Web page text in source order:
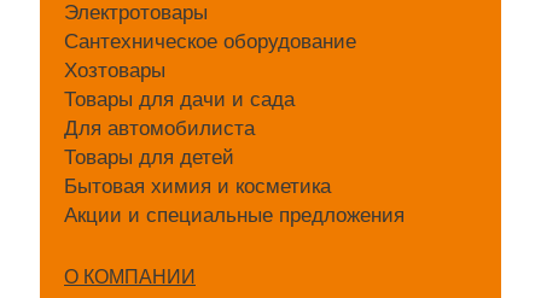
Электротовары
Сантехническое оборудование
Хозтовары
Товары для дачи и сада
Для автомобилиста
Товары для детей
Бытовая химия и косметика
Акции и специальные предложения
О КОМПАНИИ